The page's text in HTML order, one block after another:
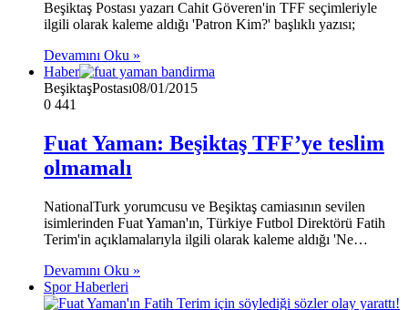
Beşiktaş Postası yazarı Cahit Göveren'in TFF seçimleriyle
ilgili olarak kaleme aldığı 'Patron Kim?' başlıklı yazısı;
Devamını Oku »
Haber
BeşiktaşPostası08/01/2015
0 441
Fuat Yaman: Beşiktaş TFF’ye teslim
olmamalı
NationalTurk yorumcusu ve Beşiktaş camiasının sevilen
isimlerinden Fuat Yaman'ın, Türkiye Futbol Direktörü Fatih
Terim'in açıklamalarıyla ilgili olarak kaleme aldığı 'Ne…
Devamını Oku »
Spor Haberleri